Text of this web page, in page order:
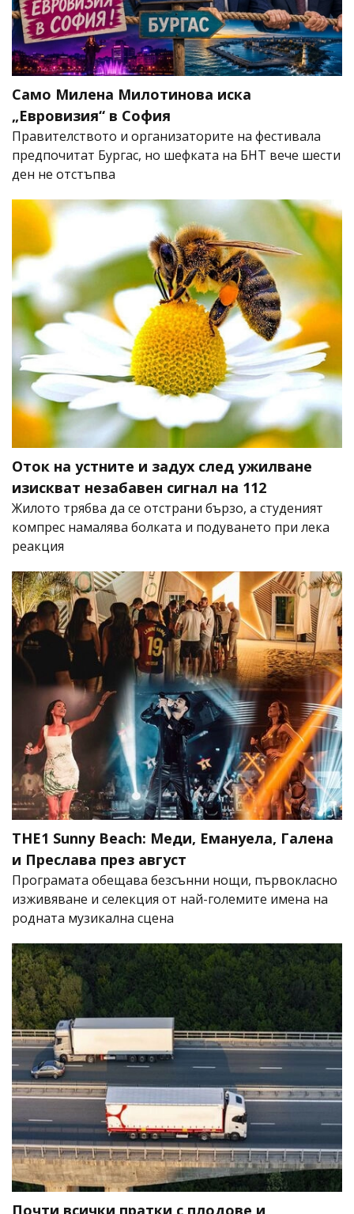
Само Милена Милотинова иска
„Евровизия“ в София
Правителството и организаторите на фестивала
предпочитат Бургас, но шефката на БНТ вече шести
ден не отстъпва
Оток на устните и задух след ужилване
изискват незабавен сигнал на 112
Жилото трябва да се отстрани бързо, а студеният
компрес намалява болката и подуването при лека
реакция
THE1 Sunny Beach: Меди, Емануела, Галена
и Преслава през август
Програмата обещава безсънни нощи, първокласно
изживяване и селекция от най-големите имена на
родната музикална сцена
Почти всички пратки с плодове и